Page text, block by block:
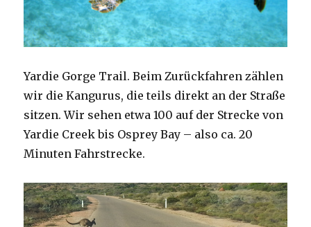
Yardie Gorge Trail. Beim Zurückfahren zählen
wir die Kangurus, die teils direkt an der Straße
sitzen. Wir sehen etwa 100 auf der Strecke von
Yardie Creek bis Osprey Bay – also ca. 20
Minuten Fahrstrecke.